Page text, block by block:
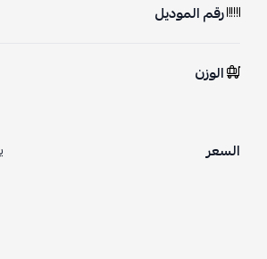
رقم الموديل
الوزن
السعر